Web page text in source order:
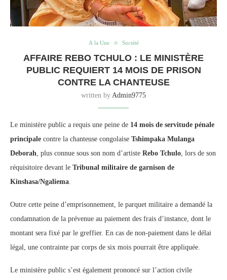
À la Une Société
AFFAIRE REBO TCHULO : LE MINISTÈRE
PUBLIC REQUIERT 14 MOIS DE PRISON
CONTRE LA CHANTEUSE
written by Admin9775
Le ministère public a requis une peine de 14 mois de servitude pénale
principale contre la chanteuse congolaise Tshimpaka Mulanga
Deborah, plus connue sous son nom d’artiste Rebo Tchulo, lors de son
réquisitoire devant le Tribunal militaire de garnison de
Kinshasa/Ngaliema.
Outre cette peine d’emprisonnement, le parquet militaire a demandé la
condamnation de la prévenue au paiement des frais d’instance, dont le
montant sera fixé par le greffier. En cas de non-paiement dans le délai
légal, une contrainte par corps de six mois pourrait être appliquée.
Le ministère public s’est également prononcé sur l’action civile